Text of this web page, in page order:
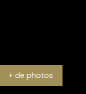
+ de photos